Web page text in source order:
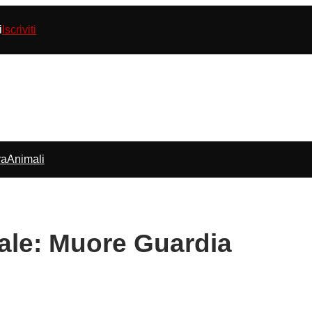
Iscriviti
Animali
Muore Guardia